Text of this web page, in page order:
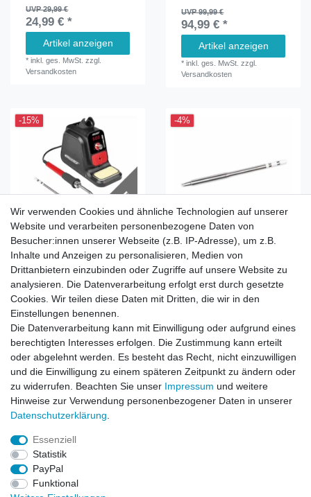
UVP 29,99 €
24,99 € *
Artikel anzeigen
*inkl. ges. MwSt. zzgl.
Versandkosten
UVP 99,99 €
94,99 € *
Artikel anzeigen
*inkl. ges. MwSt. zzgl.
Versandkosten
-15%
Team Corally DSS PRO 150
+ Löthilfe + Lötspitze
UVP 134,99 €
114,99 € *
*inkl. ges. MwSt.
zzgl.
-4%
Team Corally Lötspitze
4mm C-Type für DSS-80 -
DSS-150 - DSI-80
UVP 13,99 €
13,49 € *
* inkl. ges. MwSt.
zzgl.
Versandkosten
1
Wir verwenden Cookies und ähnliche Technologien auf unserer
Website und verarbeiten personenbezogene Daten von
Besucher:innen unserer Webseite (z.B. IP-Adresse), um z.B.
Inhalte und Anzeigen zu personalisieren, Medien von
Drittanbietern einzubinden oder Zugriffe auf unsere Website zu
analysieren. Die Datenverarbeitung erfolgt erst durch gesetzte
Cookies. Wir teilen diese Daten mit Dritten, die wir in den
Einstellungen benennen.
Die Datenverarbeitung kann mit Einwilligung oder aufgrund eines
berechtigten Interesses erfolgen. Die Zustimmung kann erteilt
oder abgelehnt werden. Es besteht das Recht, nicht einzuwilligen
und die Einwilligung zu einem späteren Zeitpunkt zu ändern oder
zu widerrufen. Beachten Sie unser Impressum und weitere
Hinweise zur Verwendung personenbezogener Daten in unserer
Daten­schutz­erklärung
Essenziell
Statistik
PayPal
Funktional